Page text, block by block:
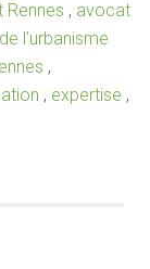
, avocat
l'urbanisme
,
, expertise ,